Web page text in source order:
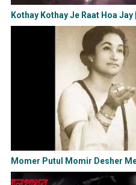
Kothay Kothay Je Raat Hoa Jay |
Momer Putul Momir Desher Meye |